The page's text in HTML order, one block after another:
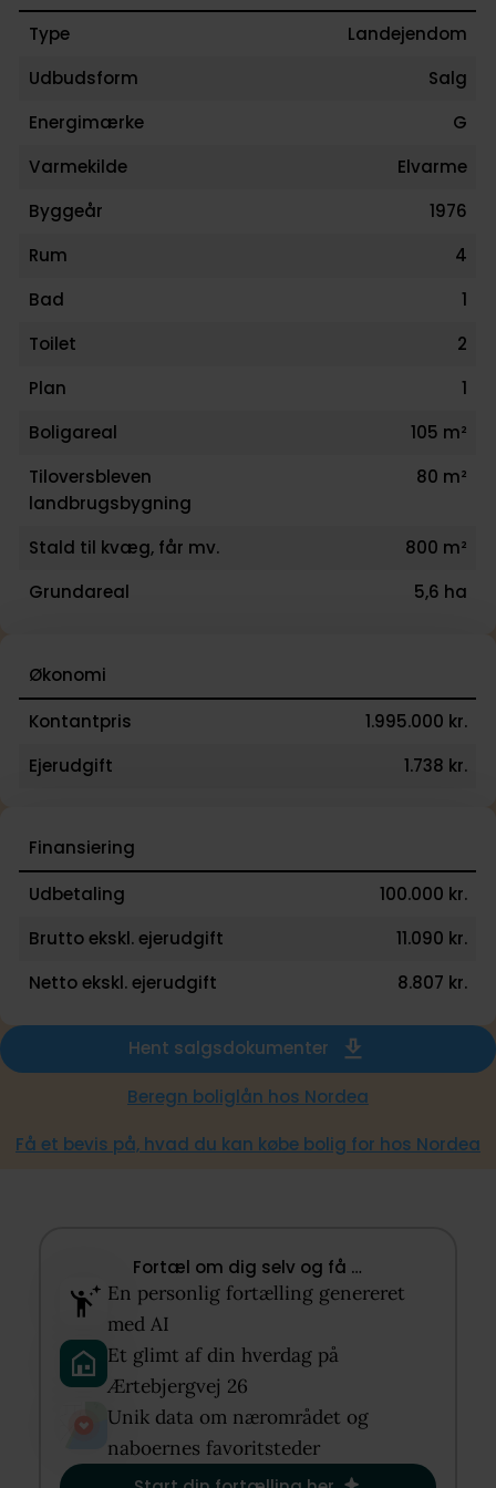
entreprenøren, den pladskrævende hobby eller
der drømmer om at skabe et nyt hjem i
omgivelser med højt til himlen.
ejendom med masser af plads, frihed og potentiale
et attraktivt område tæt på både natur og vand
Type
Landejendom
Udbudsform
Salg
Energimærke
G
Varmekilde
Elvarme
Byggeår
1976
Rum
4
Bad
1
Toilet
2
Plan
1
Boligareal
105 m²
Tiloversbleven
landbrugsbygning
80 m²
Stald til kvæg, får mv.
800 m²
Grundareal
5,6 ha
Økonomi
Kontantpris
1.995.000 kr.
Ejerudgift
1.738 kr.
Finansiering
Udbetaling
100.000 kr.
Brutto ekskl. ejerudgift
11.090 kr.
Netto ekskl. ejerudgift
8.807 kr.
Hent salgsdokumenter
Beregn boliglån hos Nordea
Få et bevis på, hvad du kan købe bolig for hos Nordea
Fortæl om dig selv og få …​
En personlig fortælling genereret
med AI​
Et glimt af din hverdag på
Ærtebjergvej 26​
Unik data om nærområdet og
naboernes favoritsteder​